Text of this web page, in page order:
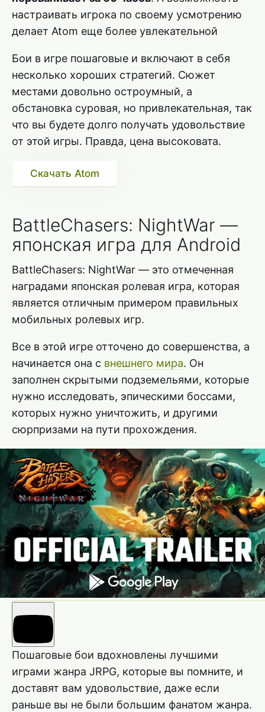
настраивать игрока по своему усмотрению
делает Atom еще более увлекательной
Бои в игре пошаговые и включают в себя
несколько хороших стратегий. Сюжет
местами довольно остроумный, а
обстановка суровая, но привлекательная, так
что вы будете долго получать удовольствие
от этой игры. Правда, цена высоковата.
Скачать Atom
BattleChasers: NightWar —
японская игра для Android
BattleChasers: NightWar — это отмеченная
наградами японская ролевая игра, которая
является отличным примером правильных
мобильных ролевых игр.
Все в этой игре отточено до совершенства, а
начинается она с внешнего мира. Он
заполнен скрытыми подземельями, которые
нужно исследовать, эпическими боссами,
которых нужно уничтожить, и другими
сюрпризами на пути прохождения.
Пошаговые бои вдохновлены лучшими
играми жанра JRPG, которые вы помните, и
доставят вам удовольствие, даже если
раньше вы не были большим фанатом жанра.